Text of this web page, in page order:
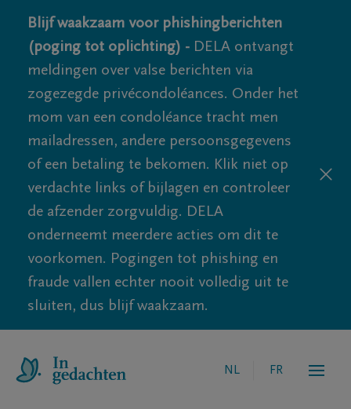
Blijf waakzaam voor phishingberichten
(poging tot oplichting) - DELA ontvangt
meldingen over valse berichten via
zogezegde privécondoléances. Onder het
mom van een condoléance tracht men
mailadressen, andere persoonsgegevens
of een betaling te bekomen. Klik niet op
verdachte links of bijlagen en controleer
de afzender zorgvuldig. DELA
onderneemt meerdere acties om dit te
voorkomen. Pogingen tot phishing en
fraude vallen echter nooit volledig uit te
sluiten, dus blijf waakzaam.
NL FR